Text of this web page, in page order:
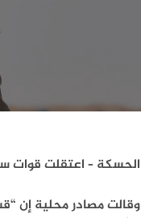
الحسكة – اعتقلت قوات